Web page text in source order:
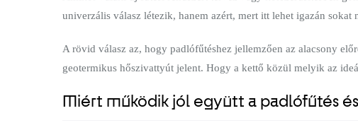
univerzális válasz létezik, hanem azért, mert itt lehet igazán
A rövid válasz az, hogy padlófűtéshez jellemzően az alacsony
geotermikus hőszivattyút jelent. Hogy a kettő közül melyik az
Miért működik jól együtt a padlófűtés